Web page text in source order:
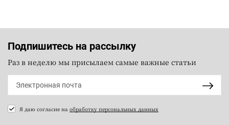
Подпишитесь на рассылку
Раз в неделю мы присылаем самые важные статьи
Я даю согласие на обработку персональных данных